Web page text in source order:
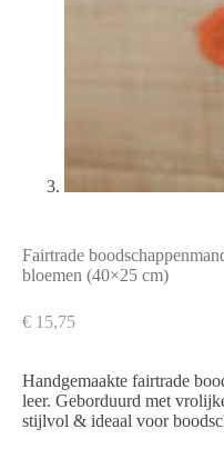
Fairtrade
bloemen (40×25 cm)
€ 15,75
Handgemaakte fairtrade
leer. Geborduurd met
stijlvol & ideaal voor